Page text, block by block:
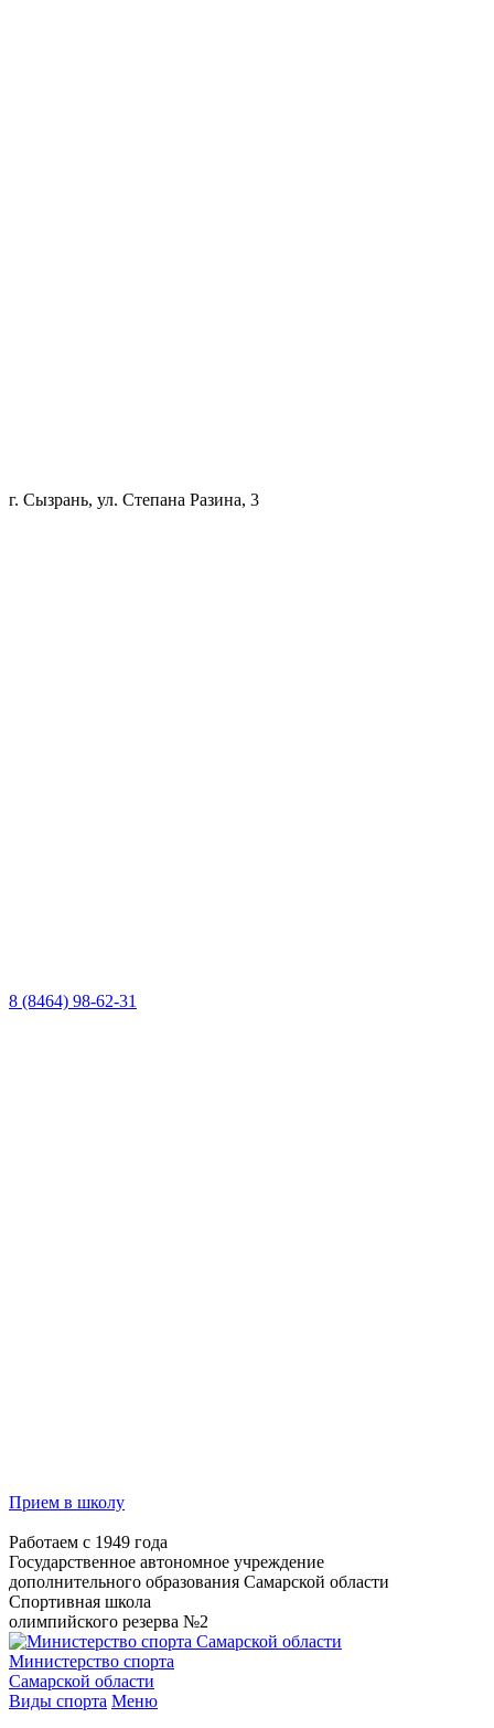
г. Сызрань, ул. Степана Разина, 3
8 (8464) 98-62-31
Прием в школу
Работаем с 1949 года
Государственное автономное учреждение
дополнительного образования Самарской области
Спортивная школа
олимпийского резерва №2
Министерство спорта
Самарской области
Виды спорта Меню